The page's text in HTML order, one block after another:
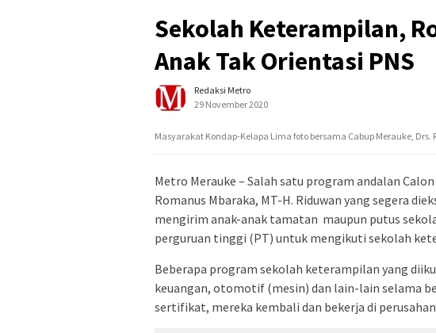
Sekolah Keterampilan,
Anak Tak Orientasi PNS
Redaksi Metro
29 November 2020
Masyarakat Kondap-Kelapa Lima foto bersama Cabup Merauke, Drs.
Metro Merauke – Salah satu program andalan
Romanus Mbaraka, MT-H. Riduwan yang segera
mengirim anak-anak tamatan maupun putus
perguruan tinggi (PT) untuk mengikuti sekolah
Beberapa program sekolah keterampilan yang
keuangan, otomotif (mesin) dan lain-lain selama
sertifikat, mereka kembali dan bekerja di